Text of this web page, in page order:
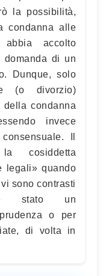
la possibilità,
condanna alle
accolto
domanda di un
Dunque, solo
(o divorzio)
della condanna
invece
Il
cosiddetta
legali» quando
sono contrasti
è stato un
o per
di volta in